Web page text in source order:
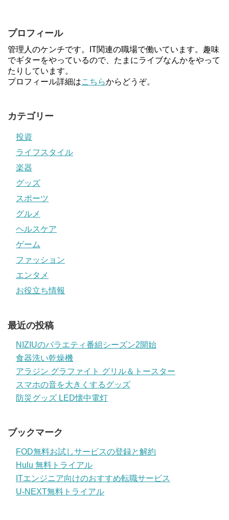
プロフィール
管理人のケンチです。IT関連の職場で働いています。趣味
でギターをやっているので、たまにライブなんかをやって
たりしています。
プロフィール詳細はこちらからどうぞ。
カテゴリー
投資
ライフスタイル
楽器
グッズ
スポーツ
グルメ
ヘルスケア
ゲーム
ファッション
エンタメ
お役立ち情報
最近の投稿
NIZIUのバラエティ番組シーズン2開始
食器洗い乾燥機
アラジン グラファイト グリル＆トースター
スマホの音を大きくするグッズ
防災グッズ LED懐中電灯
ブックマーク
FOD無料お試しサービスの登録と解約
Hulu 無料トライアル
ITエンジニア向けのおすすめ転職サービス
U-NEXT無料トライアル